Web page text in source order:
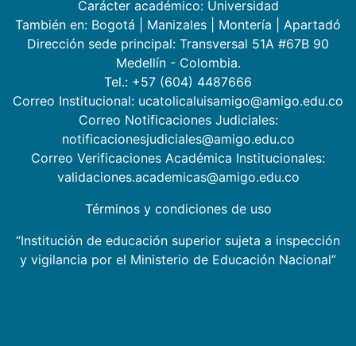
Carácter académico: Universidad
También en: Bogotá Manizales Montería
Apartadó
Dirección sede principal: Transversal 51A #67B 90
Medellín - Colombia.
Tel.: +57 (604) 4487666
Correo Institucional: ucatolicaluisamigo@amigo.edu.co
Correo Notificaciones Judiciales:
notificacionesjudiciales@amigo.edu.co
Correo Verificaciones Académica Institucionales:
validaciones.academicas@amigo.edu.co
Términos y condiciones de uso
“Institución de educación superior sujeta a inspección
y vigilancia por el Ministerio de Educación Nacional”